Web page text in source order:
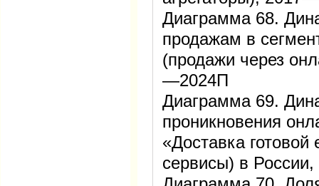
Диаграмма 68.
продажам в
(продажи через
—2024П
Диаграмма 69.
проникновения
«Доставка
сервисы) в